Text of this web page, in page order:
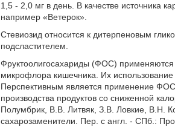
1,5 - 2,0 мг в день. В качестве источника
например «Ветерок».
Стевиозид относится к дитерпеновым
подсластителем.
Фруктоолигосахариды (ФОС) применяются
микрофлора кишечника. Их
Перспективным является применение
производства продуктов со сниженной
Полумбрик, В.В. Литвяк, З.В. Ловкие, В.Н.
сахарозаменители. Пер. с англ. - СПб.: